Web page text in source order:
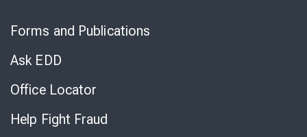
Forms and Publications
Ask EDD
Office Locator
Help Fight Fraud